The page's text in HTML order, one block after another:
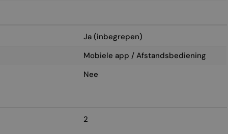
Ja (inbegrepen)
Mobiele app / Afstandsbediening
Nee
2